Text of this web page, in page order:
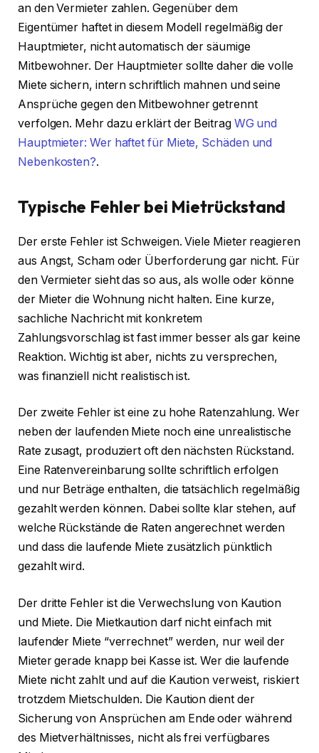
an den Vermieter zahlen. Gegenüber dem
Eigentümer haftet in diesem Modell regelmäßig der
Hauptmieter, nicht automatisch der säumige
Mitbewohner. Der Hauptmieter sollte daher die volle
Miete sichern, intern schriftlich mahnen und seine
Ansprüche gegen den Mitbewohner getrennt
verfolgen. Mehr dazu erklärt der Beitrag WG und
Hauptmieter: Wer haftet für Miete, Schäden und
Nebenkosten?.
Typische Fehler bei Mietrückstand
Der erste Fehler ist Schweigen. Viele Mieter reagieren
aus Angst, Scham oder Überforderung gar nicht. Für
den Vermieter sieht das so aus, als wolle oder könne
der Mieter die Wohnung nicht halten. Eine kurze,
sachliche Nachricht mit konkretem
Zahlungsvorschlag ist fast immer besser als gar keine
Reaktion. Wichtig ist aber, nichts zu versprechen,
was finanziell nicht realistisch ist.
Der zweite Fehler ist eine zu hohe Ratenzahlung. Wer
neben der laufenden Miete noch eine unrealistische
Rate zusagt, produziert oft den nächsten Rückstand.
Eine Ratenvereinbarung sollte schriftlich erfolgen
und nur Beträge enthalten, die tatsächlich regelmäßig
gezahlt werden können. Dabei sollte klar stehen, auf
welche Rückstände die Raten angerechnet werden
und dass die laufende Miete zusätzlich pünktlich
gezahlt wird.
Der dritte Fehler ist die Verwechslung von Kaution
und Miete. Die Mietkaution darf nicht einfach mit
laufender Miete “verrechnet” werden, nur weil der
Mieter gerade knapp bei Kasse ist. Wer die laufende
Miete nicht zahlt und auf die Kaution verweist, riskiert
trotzdem Mietschulden. Die Kaution dient der
Sicherung von Ansprüchen am Ende oder während
des Mietverhältnisses, nicht als frei verfügbares